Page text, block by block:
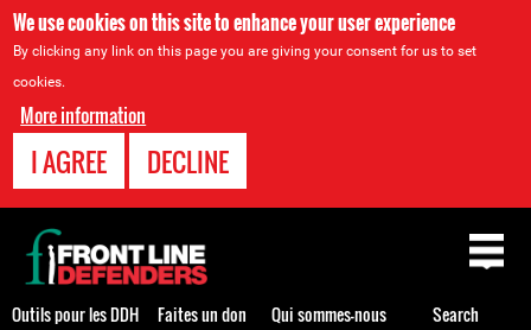
We use cookies on this site to enhance your user experience
By clicking any link on this page you are giving your consent for us to set
cookies.
More information
I AGREE DECLINE
Back
to
top
Outils pour les DDH Faites un don
Qui sommes-nous
Search